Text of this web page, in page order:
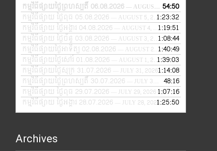
កម្មវិធីផ្សាយថ្ងៃព្រហស្បតិ៍ 06.08.2026— AUGUST 6, 2026
54:50
កម្មវិធីផ្សាយ ថ្ងៃពុធ 05.08.2026
— AUGUST 5, 2026 1:23:32
កម្មវិធីផ្សាយ ថ្ងៃអង្គារ 04.08.2026
— AUGUST 4, 2026
1:19:51
កម្មវិធីផ្សាយ ថ្ងៃច័ន្ទ 03.08.2026
— AUGUST 3, 2026 1:08:44
កម្មវិធីផ្សាយថ្ងៃអាទិត្យ 02.08.2026
— AUGUST 2, 2026 1:40:49
កម្មវិធីផ្សាយថ្ងៃសៅរ៍ 01.08.2026
— AUGUST 1, 2026 1:39:03
កម្មវិធីផ្សាយថ្ងៃសុក្រ 31.07.2026
— JULY 31, 20261:14:08
កម្មវិធីផ្សាយថ្ងៃព្រហស្បតិ៍ 30.07.2026
— JULY 30, 2026
48:16
កម្មវិធីផ្សាយ ថ្ងៃពុធ 29.07.2026
— JULY 29, 20261:07:16
កម្មវិធីផ្សាយ ថ្ងៃអង្គារ 28.07.2026
— JULY 28, 20261:25:50
Archives